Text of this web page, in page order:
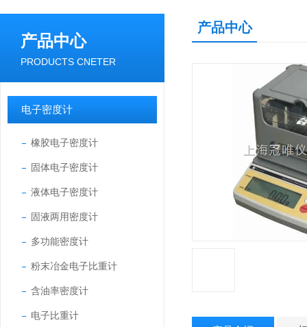
产品中心
PRODUCTS CNETER
电子密度计
橡胶电子密度计
固体电子密度计
液体电子密度计
固液两用密度计
多功能密度计
粉末冶金电子比重计
含油率密度计
电子比重计
产品中心